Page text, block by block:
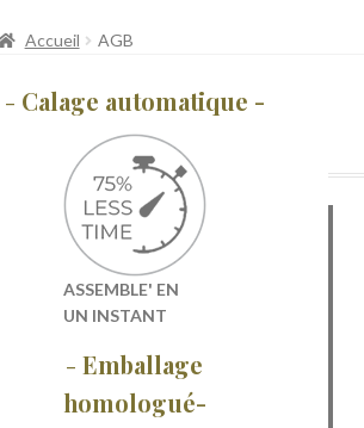
Accueil AGB
- Calage automatique -
ASSEMBLE' EN
UN INSTANT
-Emballage
homologué-